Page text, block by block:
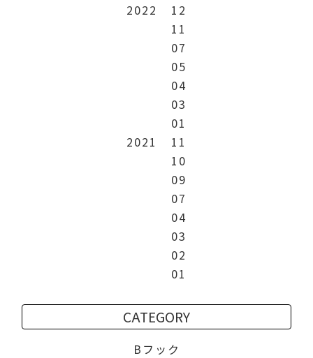
2022
12
11
07
05
04
03
01
2021
11
10
09
07
04
03
02
01
CATEGORY
Bフック